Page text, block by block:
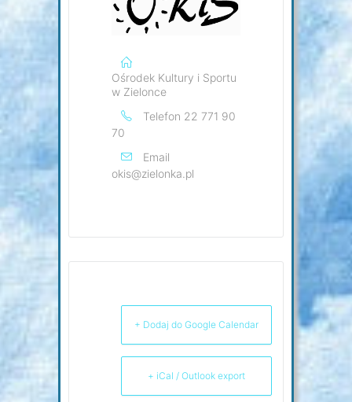
Ośrodek Kultury i Sportu
w Zielonce
Telefon 22 771 90
70
Email
okis@zielonka.pl
+ Dodaj do Google Calendar
+ iCal / Outlook export